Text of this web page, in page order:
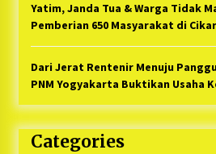
Yatim, Janda Tua & Warga Tidak
Pemberian 650 Masyarakat di
Dari Jerat Rentenir Menuju
PNM Yogyakarta Buktikan Usaha
Categories